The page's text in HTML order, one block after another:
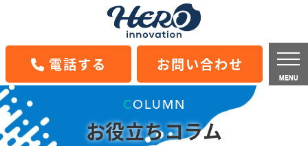
電話する お問い合わせ
MENU
COLUMN
お役立ちコラム